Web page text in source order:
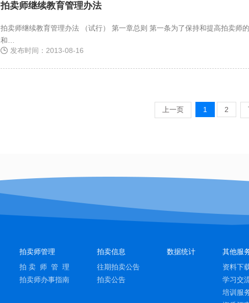
拍卖师继续教育管理办法
拍卖师继续教育管理办法 （试行） 第一章总则 第一条为了保持和提高拍卖师的综合素质、执业能力
和…
发布时间：2013-08-16
上一页 1 2
拍卖师管理
拍 卖 师 管 理
拍卖师办事指南
拍卖信息
往期拍卖公告
拍卖公告
数据统计
其他服
资料下
学习交
培训服